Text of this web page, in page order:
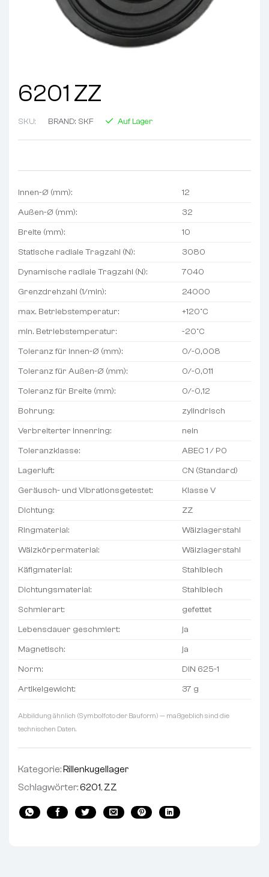
6201 ZZ
SKU: BRAND: SKF Auf Lager
Innen-Ø (mm):
12
Außen-Ø (mm):
32
Breite (mm):
10
Statische radiale Tragzahl (N):
3080
Dynamische radiale Tragzahl (N):
7040
Grenzdrehzahl (1/min):
24000
max. Betriebstemperatur:
+120°C
min. Betriebstemperatur:
-20°C
Toleranz für Innen-Ø (mm):
0/-0,008
Toleranz für Außen-Ø (mm):
0/-0,011
Toleranz für Breite (mm):
0/-0,12
Bohrung:
zylindrisch
Verbreiterter Innenring:
nein
Toleranzklasse:
ABEC 1 / P0
Lagerluft:
CN (Standard)
Geräusch- und Vibrationsgetestet:
Klasse V
Dichtung:
ZZ
Ringmaterial:
Wälzlagerstahl
Wälzkörpermaterial:
Wälzlagerstahl
Käfigmaterial:
Stahlblech
Dichtungsmaterial:
Stahlblech
Schmierart:
gefettet
Lebensdauer geschmiert:
ja
Magnetisch:
ja
Norm:
DIN 625-1
Artikelgewicht:
37 g
Abbildung ähnlich (Symbolfoto der Bauform) — maßgeblich sind die
technischen Daten.
Kategorie:Rillenkugellager
Schlagwörter:6201, ZZ